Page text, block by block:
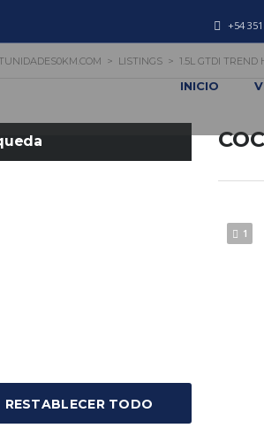
+54
INICIO
> LISTINGS > 1.5L GTDI TREND
RESTABLECER TODO
1